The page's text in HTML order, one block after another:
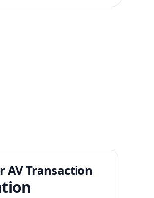
AV Transaction